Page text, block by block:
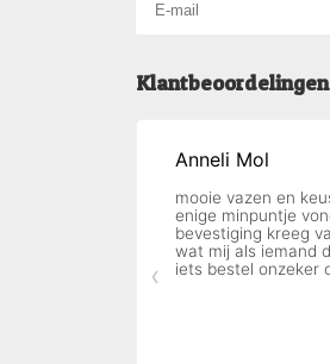
Klantbeoordelingen